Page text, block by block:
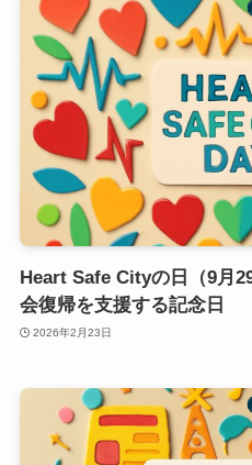
Heart Safe Cityの日（9月
会復帰を支援する記念日
2026年2月23日